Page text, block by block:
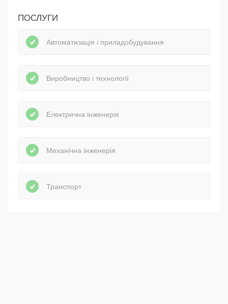
ПОСЛУГИ
Автоматизація і приладобудування
Виробництво і технології
Електрична інженерія
Механічна інженерія
Транспорт